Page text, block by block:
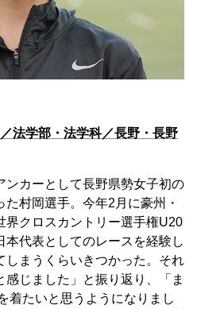
法学部・法学科／長野・長野
ンカーとして長野県勢女子初の
村岡選手。今年2月に豪州・
界クロスカントリー選手権U20
代表としてのレースを経験し
しまうくらいきつかった。それ
じました」と振り返り、「ま
着たいと思うようになりまし